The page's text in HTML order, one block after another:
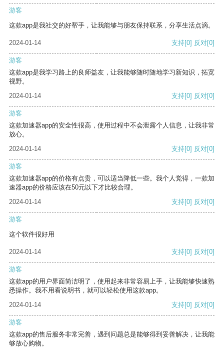
游客
这款app是我社交的好帮手，让我能够与朋友保持联系，分享生活点滴。
2024-01-14 支持[0] 反对[0]
游客
这款app是我学习路上的良师益友，让我能够随时随地学习新知识，拓宽
视野。
2024-01-14
支持[0] 反对[0]
游客
这款加速器app的安全性很高，使用过程中不会泄露个人信息，让我非常
放心。
2024-01-14
支持[0] 反对[0]
游客
这款加速器app的价格有点贵，可以适当降低一些。我个人觉得，一款加
速器app的价格应该在50元以下才比较合理。
2024-01-14
支持[0] 反对[0]
游客
这个软件很好用
2024-01-14 支持[0] 反对[0]
游客
这款app的用户界面简洁明了，使用起来非常容易上手，让我能够快速熟
悉操作。我不用看说明书，就可以轻松使用这款app。
2024-01-14
支持[0] 反对[0]
游客
这款app的售后服务非常完善，遇到问题总是能够得到妥善解决，让我能
够放心购物。